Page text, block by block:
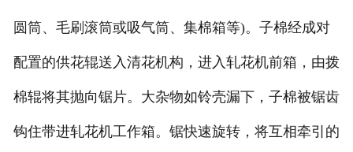
视频中心
联系我们
圆筒、毛刷滚筒或吸气筒、集棉箱等)。子棉经成对
配置的供花辊送入清花机构，进入轧花机前箱，由拨
棉辊将其抛向锯片。大杂物如铃壳漏下，子棉被锯齿
钩住带进轧花机工作箱。锯快速旋转，将互相牵引的